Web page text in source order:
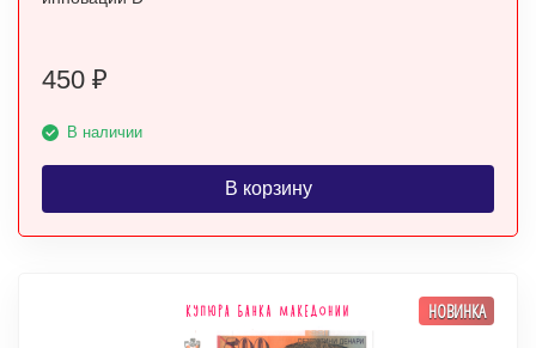
450 ₽
В наличии
В корзину
НОВИНКА